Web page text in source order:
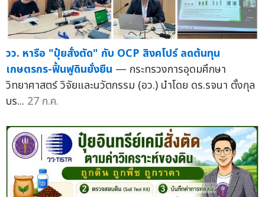
วว. หารือ "ปุ๋ยสั่งตัด" กับ OCP สิงคโปร์ ลดต้นทุน
เกษตรกร-ฟื้นฟูดินยั่งยืน — กระทรวงการอุดมศึกษา
วิทยาศาสตร์ วิจัยและนวัตกรรม (อว.) นำโดย ดร.รจนา ตั้งกุล
บร... 27 ก.ค.